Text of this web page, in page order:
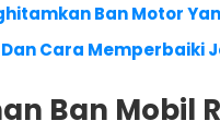
Ban Motor
Cara Memperbaiki
Ban Mobil